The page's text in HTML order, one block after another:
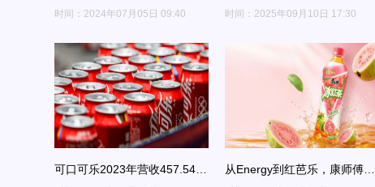
时间：2024年07月05日 09:40
与健康的科学共识》-可通过燕
时间：2025年09月10日 17:30
可口可乐2023年营收457.54亿
从Energy到红芭乐，康师傅冰